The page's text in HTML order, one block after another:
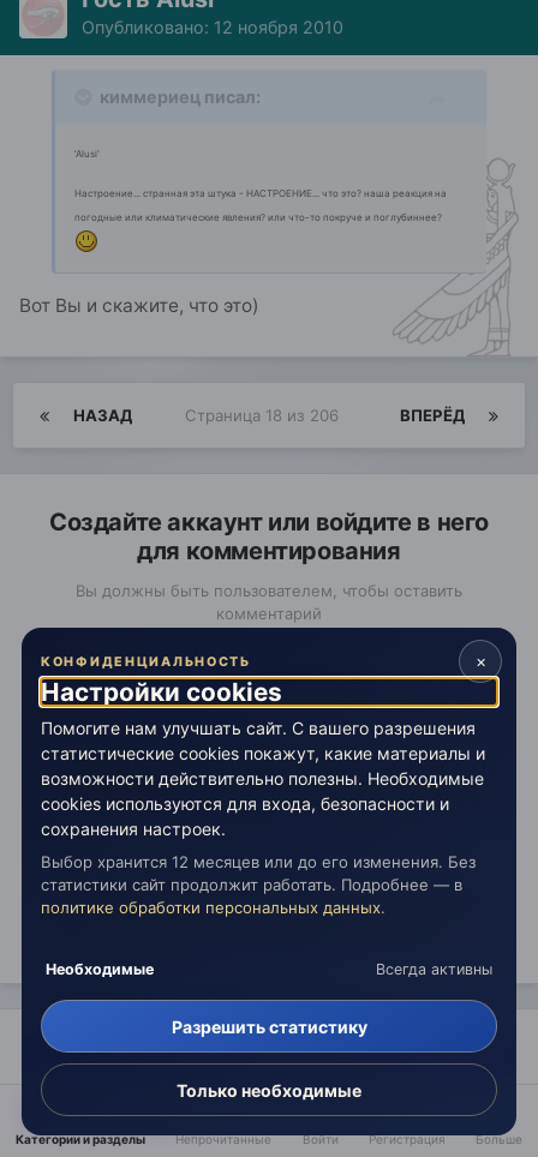
Опубликовано: 12 ноября 2010
киммериец писал:
'Alusi'
Настроение... странная эта штука - НАСТРОЕНИЕ... что это? наша реакция на
погодные или климатические явления? или что-то покруче и поглубиннее?
Вот Вы и скажите, что это)
НАЗАД ВПЕРЁД
Страница 18 из 206
Создайте аккаунт или войдите в него
для комментирования
Вы должны быть пользователем, чтобы оставить
комментарий
Создать аккаунт
Зарегистрируйтесь для получения аккаунта. Это
просто!
Зарегистрировать аккаунт
Уже зарегистрированы? Войдите здесь.
Войти сейчас
Поделиться
Подписчики
Категории и разделы Непрочитанные Войти Регистрация Больше
×
КОНФИДЕНЦИАЛЬНОСТЬ
Настройки cookies
Помогите нам улучшать сайт. С вашего разрешения
статистические cookies покажут, какие материалы и
возможности действительно полезны. Необходимые
cookies используются для входа, безопасности и
сохранения настроек.
Выбор хранится 12 месяцев или до его изменения. Без
статистики сайт продолжит работать. Подробнее — в
политике обработки персональных данных.
Необходимые Всегда активны
Разрешить статистику
Только необходимые